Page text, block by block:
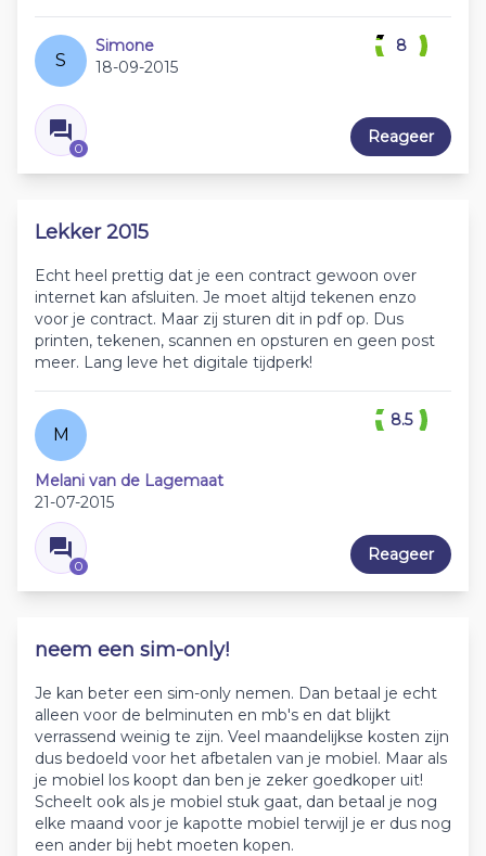
S
Simone
18-09-2015
0
8
Reageer
Lekker 2015
Echt heel prettig dat je een contract gewoon over
internet kan afsluiten. Je moet altijd tekenen enzo
voor je contract. Maar zij sturen dit in pdf op. Dus
printen, tekenen, scannen en opsturen en geen post
meer. Lang leve het digitale tijdperk!
M
Melani van de Lagemaat
21-07-2015
0
8.5
Reageer
neem een sim-only!
Je kan beter een sim-only nemen. Dan betaal je echt
alleen voor de belminuten en mb's en dat blijkt
verrassend weinig te zijn. Veel maandelijkse kosten zijn
dus bedoeld voor het afbetalen van je mobiel. Maar als
je mobiel los koopt dan ben je zeker goedkoper uit!
Scheelt ook als je mobiel stuk gaat, dan betaal je nog
elke maand voor je kapotte mobiel terwijl je er dus nog
een ander bij hebt moeten kopen.